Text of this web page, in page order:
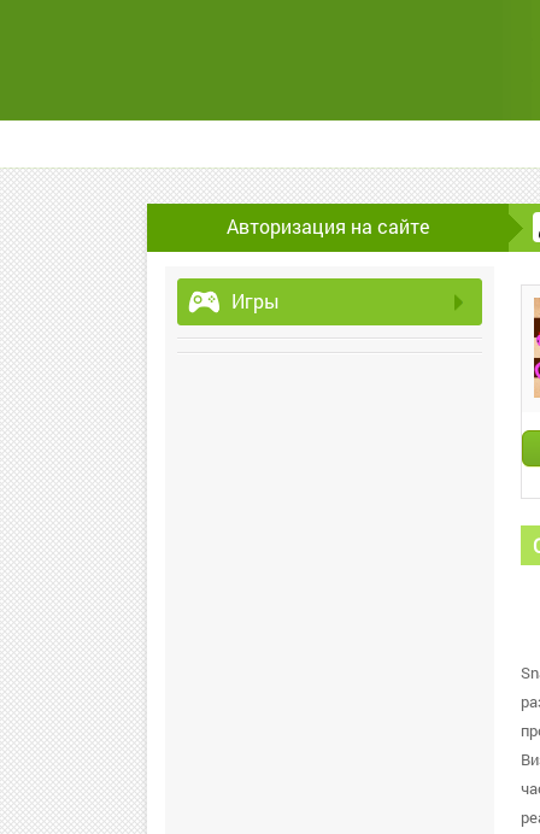
Авторизация на сайте
Игры